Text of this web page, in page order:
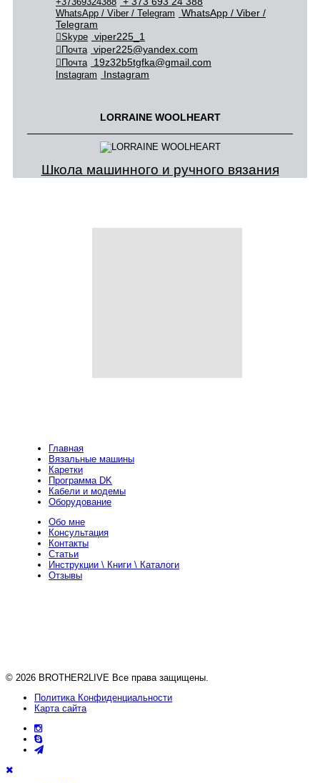
WhatsApp / Viber / Telegram
WhatsApp / Viber /
Telegram
Skype viper225_1
Почта viper225@yandex.com
Почта 19z32b5tgfka@gmail.com
Instagram Instagram
LORRAINE WOOLHEART
Школа машинного и ручного вязания
Главная
Вязальные машины
Каретки
Программа DK
Кабели и модемы
Оборудование
Обо мне
Консультация
Контакты
Статьи
Инструкции \ Книги \ Каталоги
Отзывы
© 2026 BROTHER2LIVE Все права защищены.
Политика Конфиденциальности
Карта сайта